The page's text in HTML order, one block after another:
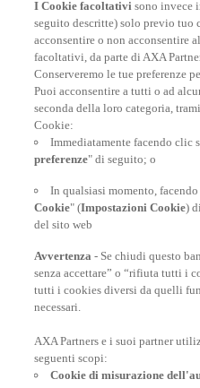
viaggio|Oman: la nostra
Italia: (ri)scopri il Bel paese
Viaggiare in Giappone|
viaggio | Guida di viaggio
Rica: la nostra guida di
a Singapore
VACANZE 2021|
vacanze in mare aperto
a viaggiare?| |Top 16 delle
Turismo sostenibile|
comfort della classe affari|
Capodanno con stile|
Lusso
POLIZZE VIAGGIO
I Cookie facoltativi sono invece
seguito descritte) solo previo tuo
acconsentire o non acconsentire
facoltativi, da parte di AXA
Conserveremo le tue preferenze
Puoi acconsentire a tutti o ad
seconda della loro categoria,
Cookie:
Immediatamente facendo clic
preferenze" di seguito; o
In qualsiasi momento,
Cookie" (Impostazioni Cookie)
del sito web
Avvertenza - Se chiudi questo
senza accettare” o “rifiuta tutti i
tutti i cookies diversi da quelli
necessari.
AXA Partners e i suoi partner
seguenti scopi:
Cookie di misurazione